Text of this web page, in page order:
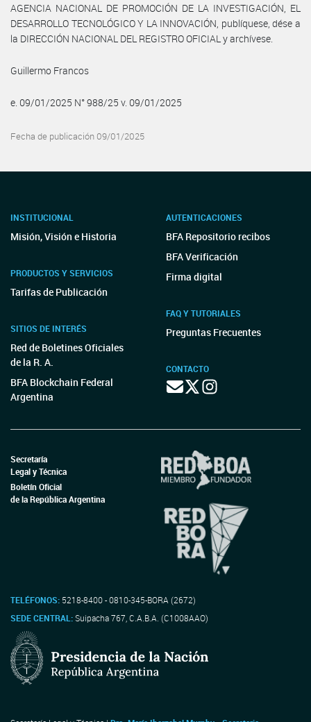
AGENCIA NACIONAL DE PROMOCIÓN DE LA INVESTIGACIÓN, EL
DESARROLLO TECNOLÓGICO Y LA INNOVACIÓN, publíquese, dése a
la DIRECCIÓN NACIONAL DEL REGISTRO OFICIAL y archívese.
Guillermo Francos
e. 09/01/2025 N° 988/25 v. 09/01/2025
Fecha de publicación 09/01/2025
INSTITUCIONAL
Misión, Visión e Historia
PRODUCTOS Y SERVICIOS
Tarifas de Publicación
SITIOS DE INTERÉS
Red de Boletines Oficiales
de la R. A.
BFA Blockchain Federal
Argentina
AUTENTICACIONES
BFA Repositorio recibos
BFA Verificación
Firma digital
FAQ Y TUTORIALES
Preguntas Frecuentes
CONTACTO
Secretaría
Legal y Técnica
Boletín Oficial
de la República Argentina
TELÉFONOS: 5218-8400 - 0810-345-BORA (2672)
SEDE CENTRAL:Suipacha 767, C.A.B.A. (C1008AAO)